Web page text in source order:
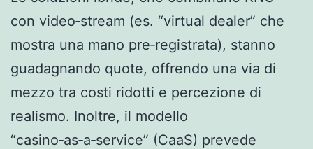
con video‑stream (es. “virtual dealer” che
mostra una mano pre‑registrata), stanno
guadagnando quote, offrendo una via di
mezzo tra costi ridotti e percezione di
realismo. Inoltre, il modello
“casino‑as‑a‑service” (CaaS) prevede